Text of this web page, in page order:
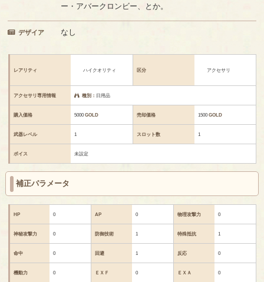
ー・アバークロンビー、とか。
デザイア なし
レアリティ ハイクオリティ 区分 アクセサリ
アクセサリ専用情報 種別： 日用品
購入価格 5000GOLD 売却価格 1500GOLD
武器レベル 1 スロット数 1
ボイス 未設定
補正パラメータ
HP 0 AP 0 物理攻撃力 0
神秘攻撃力 0 防御技術 1 特殊抵抗 1
命中 0 回避 1 反応 0
機動力 0 ＥＸＦ 0 ＥＸＡ 0